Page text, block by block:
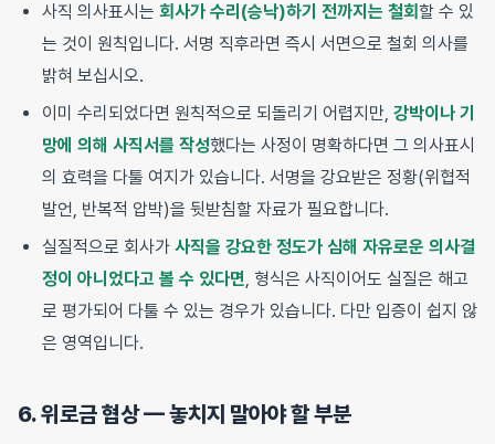
사직 의사표시는 회사가 수리(승낙)하기 전까지는 철회 할 수 있
는 것이 원칙입니다. 서명 직후라면 즉시 서면으로 철회 의사를
밝혀 보십시오.
이미 수리되었다면 원칙적으로 되돌리기 어렵지만, 강박이나 기
망에 의해 사직서를 작성했다는 사정이 명확하다면 그 의사표시
의 효력을 다툴 여지가 있습니다. 서명을 강요받은 정황(위협적
발언, 반복적 압박)을 뒷받침할 자료가 필요합니다.
실질적으로 회사가 사직을 강요한 정도가 심해 자유로운 의사결
정이 아니었다고 볼 수 있다면, 형식은 사직이어도 실질은 해고
로 평가되어 다툴 수 있는 경우가 있습니다. 다만 입증이 쉽지 않
은 영역입니다.
6. 위로금 협상 — 놓치지 말아야 할 부분